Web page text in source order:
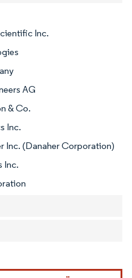
Inc.
AG
& Co.
Inc.
Inc. (Danaher Corporation)
Inc.